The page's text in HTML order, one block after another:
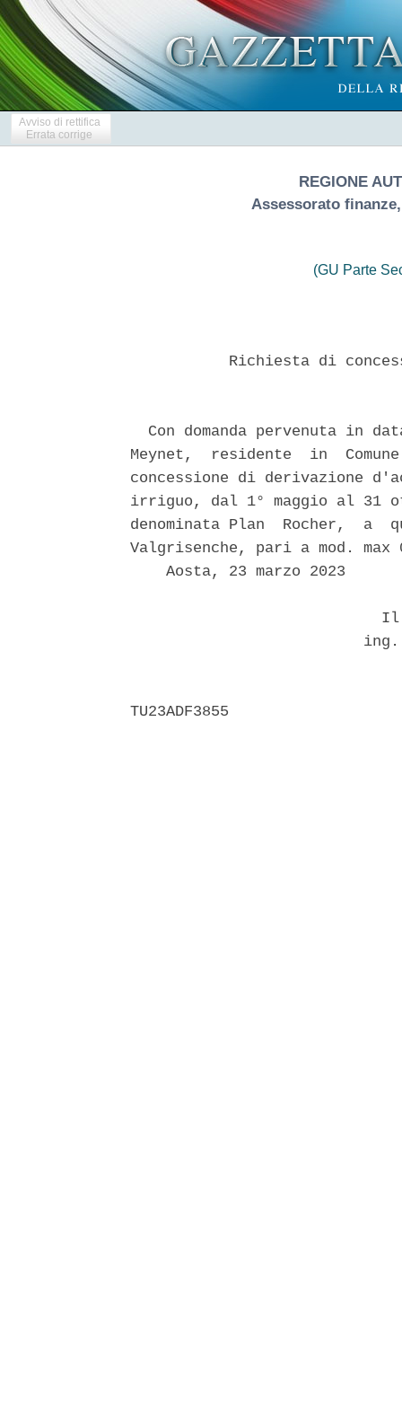
Avviso di rettifica
Errata corrige
REGIONE
Assessorato
(GU Parte
Richiesta di
Con domanda pervenuta in
Meynet,  residente  in
concessione di derivazione
irriguo, dal 1° maggio al 31
denominata Plan  Rocher,  a
Valgrisenche, pari a mod.
    Aosta, 23 marzo 2023